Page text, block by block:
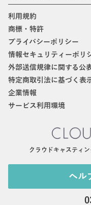
利用規約
商標・特許
プライバシーポリシー
情報セキュリティーポリ
外部送信規律に関する公
特定商取引法に基づく表
企業情報
サービス利用環境
クラウドキャスティ
ヘル